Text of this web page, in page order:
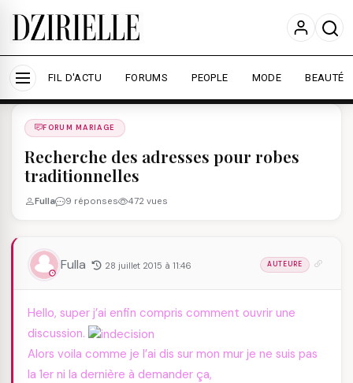
Nous utilisons des cookies pour améliorer votre
expérience et mesurer l'audience.
En savoir plus
Accepter tout Personnaliser
FIL D'ACTU FORUMS PEOPLE MODE BEAUTÉ
Forums
FORUM MARIAGE
Recherche des adresses pour robes
traditionnelles
Fulla 9 réponses 472 vues
Fulla 28 juillet 2015 à 11:46 AUTEURE
Hello, super j’ai enfin compris comment ouvrir une
discussion.
Alors voila comme je l’ai dis sur mon mur je ne suis pas
la 1er ni la dernière à demander ça,